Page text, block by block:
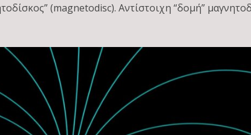
(magnetodisc). Αντίστοιχη “δομή”